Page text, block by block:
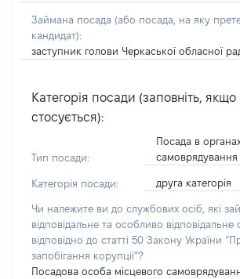
Займана посада (або посада, на яку
кандидат):
заступник голови Черкаської обласної
Категорія посади (заповніть, якщо
стосується):
Тип посади:
Посада в
самоврядування
Категорія посади: друга категорія
Чи належите ви до службових осіб, які
відповідальне та особливо відповідальне
відповідно до статті 50 Закону України
запобігання корупції”?
Посадова особа місцевого